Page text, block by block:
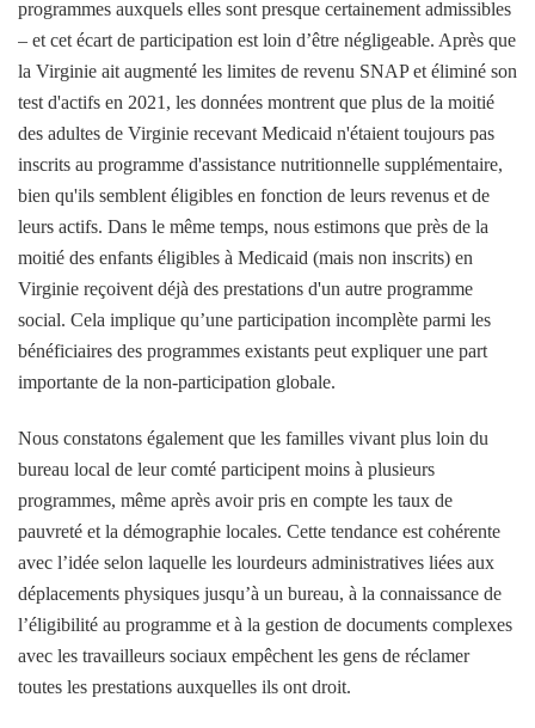
programmes auxquels elles sont presque certainement admissibles
– et cet écart de participation est loin d’être négligeable. Après que
la Virginie ait augmenté les limites de revenu SNAP et éliminé son
test d'actifs en 2021, les données montrent que plus de la moitié
des adultes de Virginie recevant Medicaid n'étaient toujours pas
inscrits au programme d'assistance nutritionnelle supplémentaire,
bien qu'ils semblent éligibles en fonction de leurs revenus et de
leurs actifs. Dans le même temps, nous estimons que près de la
moitié des enfants éligibles à Medicaid (mais non inscrits) en
Virginie reçoivent déjà des prestations d'un autre programme
social. Cela implique qu’une participation incomplète parmi les
bénéficiaires des programmes existants peut expliquer une part
importante de la non-participation globale.
Nous constatons également que les familles vivant plus loin du
bureau local de leur comté participent moins à plusieurs
programmes, même après avoir pris en compte les taux de
pauvreté et la démographie locales. Cette tendance est cohérente
avec l’idée selon laquelle les lourdeurs administratives liées aux
déplacements physiques jusqu’à un bureau, à la connaissance de
l’éligibilité au programme et à la gestion de documents complexes
avec les travailleurs sociaux empêchent les gens de réclamer
toutes les prestations auxquelles ils ont droit.